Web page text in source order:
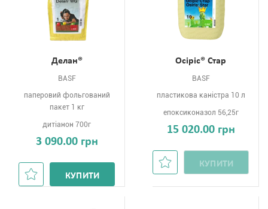
Делан®
BASF
паперовий фольгований
пакет 1 кг
дитіанон 700г
3 090.00 грн
КУПИТИ
Осіріс® Стар
BASF
пластикова каністра 10 л
епоксиконазол 56,25г
15 020.00 грн
КУПИТИ